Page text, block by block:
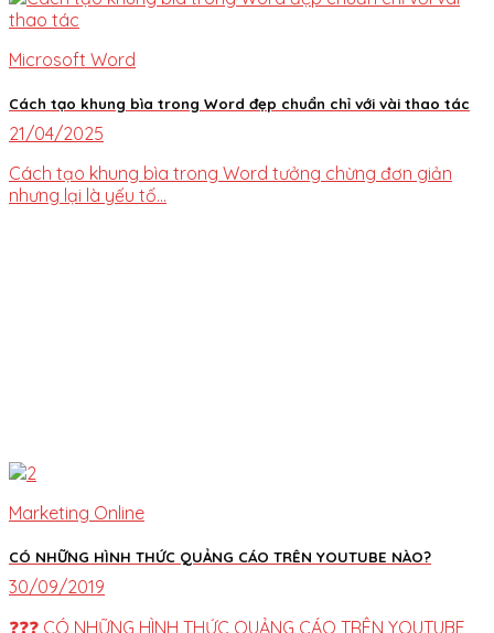
Microsoft Word
Cách tạo khung bìa trong Word đẹp chuẩn chỉ với vài thao tác
21/04/2025
Cách tạo khung bìa trong Word tưởng chừng đơn giản
nhưng lại là yếu tố...
Marketing Online
CÓ NHỮNG HÌNH THỨC QUẢNG CÁO TRÊN YOUTUBE NÀO?
30/09/2019
❓❓❓ CÓ NHỮNG HÌNH THỨC QUẢNG CÁO TRÊN YOUTUBE